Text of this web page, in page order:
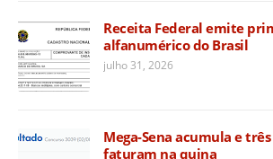
Receita Federal emite
alfanumérico do Brasil
julho 31, 2026
Mega-Sena acumula e
faturam na quina